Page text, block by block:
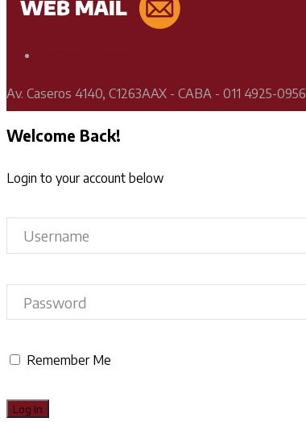
Av. Caseros 4140, C1263AAX - CABA - 011 4925-0956
Welcome Back!
Login to your account below
Remember Me